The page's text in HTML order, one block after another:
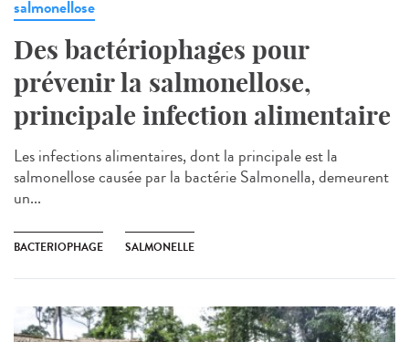
salmonellose
Des bactériophages pour
prévenir la salmonellose,
principale infection alimentaire
Les infections alimentaires, dont la principale est la
salmonellose causée par la bactérie Salmonella, demeurent
un...
BACTERIOPHAGE SALMONELLE